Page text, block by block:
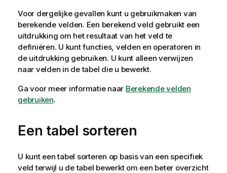
Voor dergelijke gevallen kunt u gebruikmaken van
berekende velden. Een berekend veld gebruikt een
uitdrukking om het resultaat van het veld te
definiëren. U kunt functies, velden en operatoren in
de uitdrukking gebruiken. U kunt alleen verwijzen
naar velden in de tabel die u bewerkt.
Ga voor meer informatie naar Berekende velden
gebruiken.
Een tabel sorteren
U kunt een tabel sorteren op basis van een specifiek
veld terwijl u de tabel bewerkt om een beter overzicht